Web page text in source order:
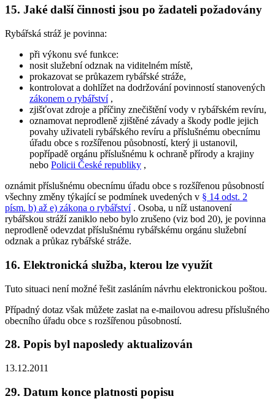
15. Jaké další činnosti jsou po žadateli požadovány
Rybářská stráž je povinna:
při výkonu své funkce:
nosit služební odznak na viditelném místě,
prokazovat se průkazem rybářské stráže,
kontrolovat a dohlížet na dodržování povinností stanovených
zákonem o rybářství,
zjišťovat zdroje a příčiny znečištění vody v rybářském revíru,
oznamovat neprodleně zjištěné závady a škody podle jejich
povahy uživateli rybářského revíru a příslušnému obecnímu
úřadu obce s rozšířenou působností, který ji ustanovil,
popřípadě orgánu příslušnému k ochraně přírody a krajiny
nebo Policii České republiky ,
oznámit příslušnému obecnímu úřadu obce s rozšířenou působností
všechny změny týkající se podmínek uvedených v § 14 odst. 2
písm. b) až e) zákona o rybářství. Osoba, u níž ustanovení
rybářskou stráží zaniklo nebo bylo zrušeno (viz bod 20), je povinna
neprodleně odevzdat příslušnému rybářskému orgánu služební
odznak a průkaz rybářské stráže.
16. Elektronická služba, kterou lze využít
Tuto situaci není možné řešit zasláním návrhu elektronickou poštou.
Případný dotaz však můžete zaslat na e-mailovou adresu příslušného
obecního úřadu obce s rozšířenou působností.
28. Popis byl naposledy aktualizován
13.12.2011
29. Datum konce platnosti popisu